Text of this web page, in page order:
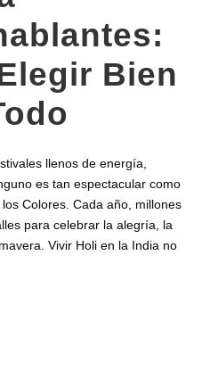
Bien
llenos de energía,
es tan espectacular como
Colores. Cada año, millones
para celebrar la alegría, la
Vivir Holi en la India no